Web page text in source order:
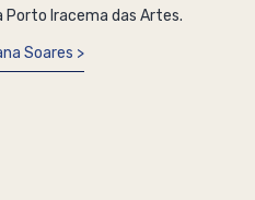
Porto Iracema das Artes.
Soares